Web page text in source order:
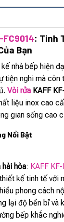
FC9014: Tinh
Bạn
nhà bếp hiện
tiện nghi mà còn
Vòi rửa KAFF
liệu inox cao
gian sống cao
Nổi Bật
hòa: KAFF
kế tinh tế với
phong cách
lại độ bền bỉ và
bếp khắc